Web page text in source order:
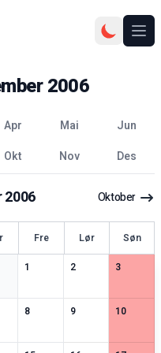
2006
apr mai
jun
okt nov des
2006 Oktober
Fre Lør Søn
datoer
13 spesielle datoer
2
3spesielle datoer
3
2
datoer
8
3spesielle datoer
9
2spesielle datoer
10
2